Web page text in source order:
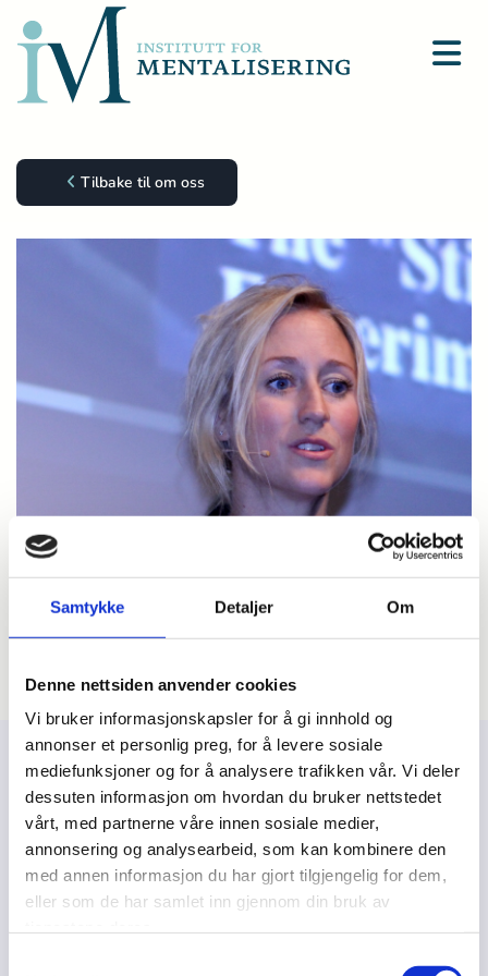
Samtykke Detaljer Om
Denne nettsiden anvender cookies
Vi bruker informasjonskapsler for å gi innhold og
annonser et personlig preg, for å levere sosiale
mediefunksjoner og for å analysere trafikken vår. Vi deler
dessuten informasjon om hvordan du bruker nettstedet
vårt, med partnerne våre innen sosiale medier,
annonsering og analysearbeid, som kan kombinere den
med annen informasjon du har gjort tilgjengelig for dem,
eller som de har samlet inn gjennom din bruk av
Tilbake til om oss
Bente Sommerfeldt
Styreleder
Psykologspesialist og forfatter. Faglig direktør av Stiftelsen
Institutt for spiseforstyrrelser/Villa SULT. Tilknyttet som PhD
Omfattende virksomhet som underviser, veileder og formidler